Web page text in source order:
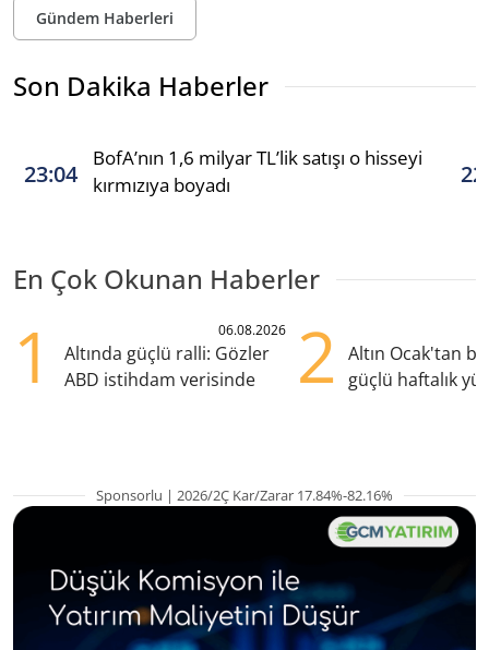
Gündem Haberleri
Son Dakika Haberler
23:04
BofA’nın 1,6 milyar TL’lik satışı o hisseyi
kırmızıya boyadı
En Çok Okunan Haberler
1 06.08.2026
Altında güçlü ralli: Gözler
ABD istihdam verisinde
2
Altın Ocak'tan
güçlü haftalık
Sponsorlu | 2026/2Ç Kar/Zarar 17.84%-82.16%